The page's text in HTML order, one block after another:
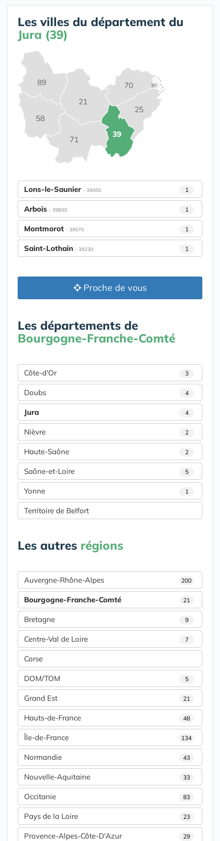
Les villes du département du
Jura (39)
21
25
39
58
70
71
89 90
Lons-le-Saunier - 39000 1
Arbois - 39600 1
Montmorot - 39570 1
Saint-Lothain - 39230 1
Proche de vous
Les départements de
Bourgogne-Franche-Comté
Côte-d'Or 3
Doubs 4
Jura 4
Nièvre 2
Haute-Saône 2
Saône-et-Loire 5
Yonne 1
Territoire de Belfort
Les autres régions
Auvergne-Rhône-Alpes 200
Bourgogne-Franche-Comté 21
Bretagne 9
Centre-Val de Loire 7
Corse
DOM/TOM 5
Grand Est 21
Hauts-de-France 48
Île-de-France 134
Normandie 43
Nouvelle-Aquitaine 33
Occitanie 83
Pays de la Loire 23
Provence-Alpes-Côte-D'Azur 29